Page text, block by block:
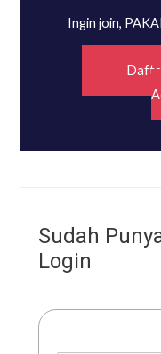
Ingin join,
Sudah
Login